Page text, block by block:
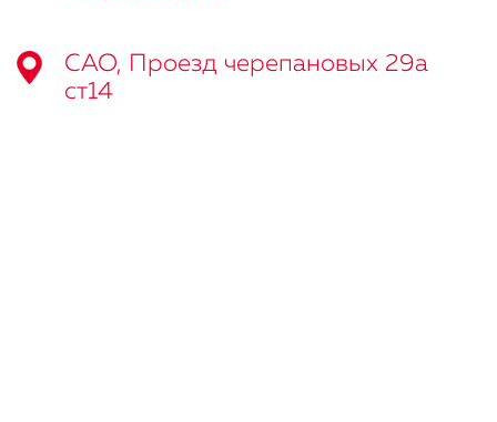
САО, Проезд черепановых 29а
ст14